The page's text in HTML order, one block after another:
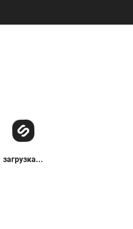
загрузка...